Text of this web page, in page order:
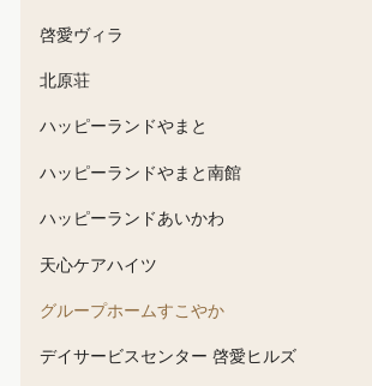
啓愛ヴィラ
北原荘
ハッピーランドやまと
ハッピーランドやまと南館
ハッピーランドあいかわ
天心ケアハイツ
グループホームすこやか
デイサービスセンター 啓愛ヒルズ